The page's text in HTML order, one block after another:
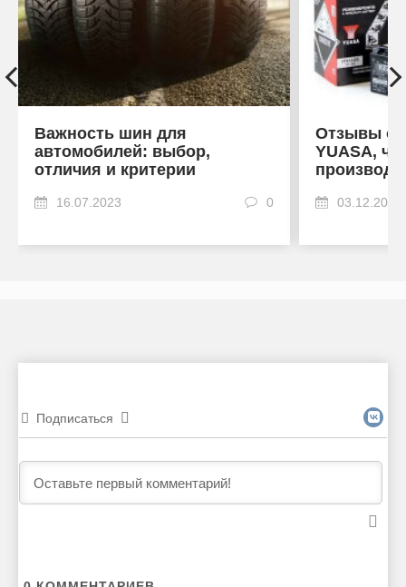
Важность шин для
автомобилей: выбор,
отличия и критерии
16.07.2023 0
Отзывы об
YUASA,
03.12.2022
Подписаться